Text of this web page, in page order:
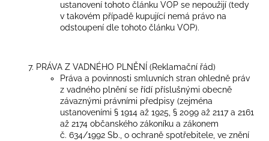
ustanovení tohoto článku VOP se nepoužijí (tedy
v takovém případě kupující nemá právo na
odstoupení dle tohoto článku VOP).
PRÁVA Z VADNÉHO PLNĚNÍ (Reklamační řád)
Práva a povinnosti smluvních stran ohledně práv
z vadného plnění se řídí příslušnými obecně
závaznými právními předpisy (zejména
ustanoveními § 1914 až 1925, § 2099 až 2117 a 2161
až 2174 občanského zákoníku a zákonem
č. 634/1992 Sb., o ochraně spotřebitele, ve znění